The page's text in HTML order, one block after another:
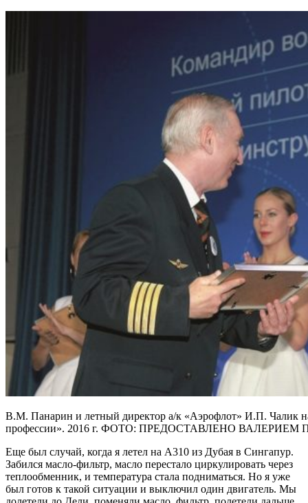
В.М. Панарин и летный директор а/к «Аэрофлот» И.П. Чалик
профессии». 2016 г. ФОТО: ПРЕДОСТАВЛЕНО
Еще был случай, когда я летел на A310 из Дубая в Сингапур.
Забился масло-фильтр, масло перестало циркулировать через
теплообменник, и температура стала подниматься. Но я уже
был готов к такой ситуации и выключил один двигатель. Мы